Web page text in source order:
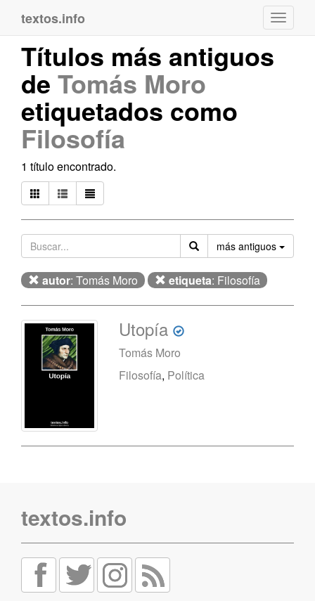
textos.info
Títulos más antiguos
de Tomás Moro
etiquetados como
Filosofía
1 título encontrado.
más antiguos
autor: Tomás Moro etiqueta: Filosofía
Utopía
Tomás Moro
Filosofía, Política
textos.info